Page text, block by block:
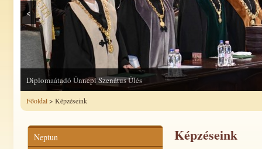
Diplomaátadó Ünnepi Szenátus Ülés
<
Főoldal> Képzéseink
Neptun
Képzéseink